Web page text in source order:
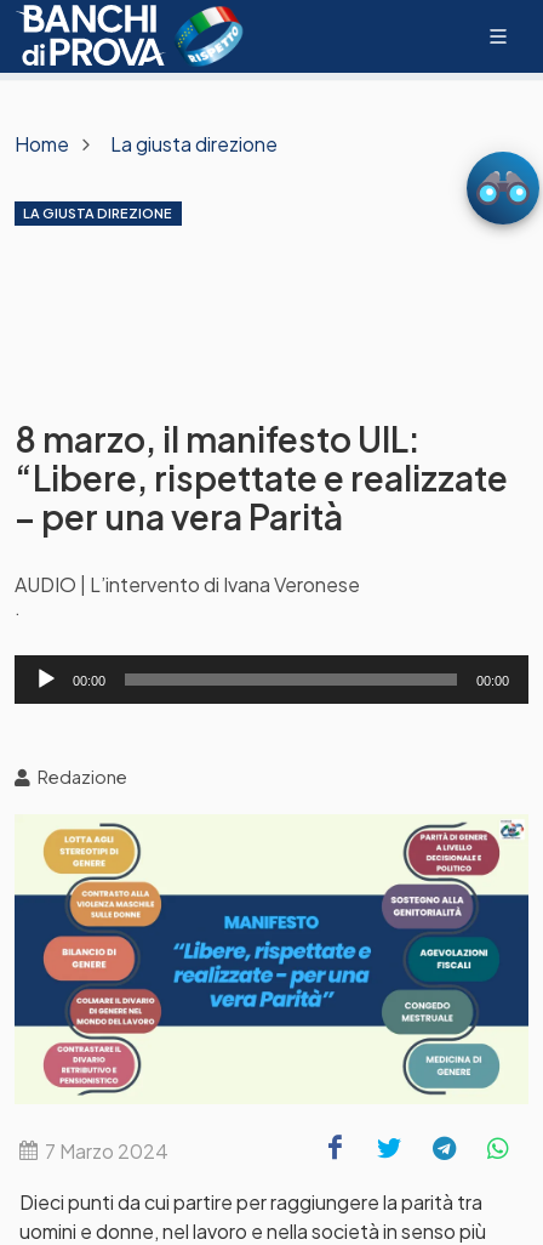
Home La giusta direzione
LA GIUSTA DIREZIONE
8 marzo, il manifesto UIL:
“Libere, rispettate e realizzate
– per una vera Parità
AUDIO | L’intervento di Ivana Veronese
.
Audio
00:00 00:00
Redazione
7 Marzo 2024
Dieci punti da cui partire per raggiungere la parità tra
uomini e donne, nel lavoro e nella società in senso più